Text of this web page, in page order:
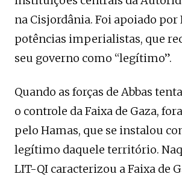
na Cisjordânia. Foi apoiado por
potências imperialistas, que
seu governo como “legítimo”.
Quando as forças de Abbas
o controle da Faixa de Gaza,
pelo Hamas, que se instalou
legítimo daquele território.
LIT-QI caracterizou a Faixa de